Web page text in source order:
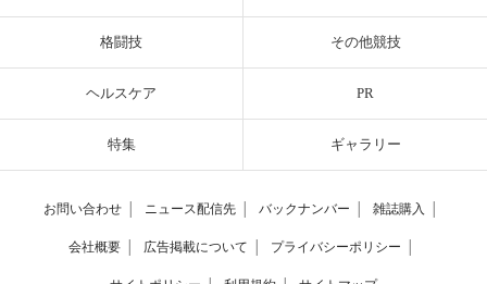
格闘技 その他競技
ヘルスケア PR
特集 ギャラリー
お問い合わせ ニュース配信先 バックナンバー 雑誌購入
会社概要 広告掲載について プライバシーポリシー